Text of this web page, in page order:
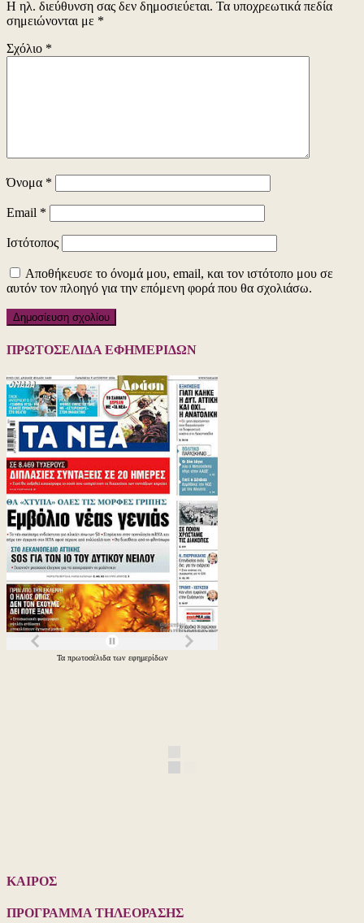
Η ηλ. διεύθυνση σας δεν δημοσιεύεται. Τα υποχρεωτικά πεδία
σημειώνονται με *
Σχόλιο *
Όνομα *
Email *
Ιστότοπος
Αποθήκευσε το όνομά μου, email, και τον ιστότοπο μου σε
αυτόν τον πλοηγό για την επόμενη φορά που θα σχολιάσω.
ΠΡΩΤΟΣΕΛΙΔΑ ΕΦΗΜΕΡΙΔΩΝ
Τα πρωτοσέλιδα των εφημερίδων
ΚΑΙΡΟΣ
ΠΡΟΓΡΑΜΜΑ ΤΗΛΕΟΡΑΣΗΣ